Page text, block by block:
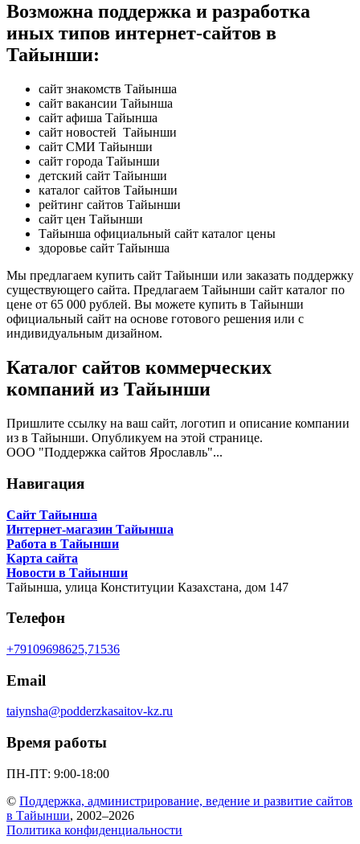
Возможна поддержка и разработка
иных типов интернет-сайтов в
Тайынши:
сайт знакомств Тайынша
сайт вакансии Тайынша
сайт афиша Тайынша
сайт новостей Тайынши
сайт СМИ Тайынши
сайт города Тайынши
детский сайт Тайынши
каталог сайтов Тайынши
рейтинг сайтов Тайынши
сайт цен Тайынши
Тайынша официальный сайт каталог цены
здоровье сайт Тайынша
Мы предлагаем купить сайт Тайынши или заказать поддержку
существующего сайта. Предлагаем Тайынши сайт каталог по
цене от 65 000 рублей. Вы можете купить в Тайынши
официальный сайт на основе готового решения или с
индивидуальным дизайном.
Каталог сайтов коммерческих
компаний из Тайынши
Пришлите ссылку на ваш сайт, логотип и описание компании
из в Тайынши. Опубликуем на этой странице.
ООО "Поддержка сайтов Ярославль"...
Навигация
Сайт Тайынша
Интернет-магазин Тайынша
Работа в Тайынши
Карта сайта
Новости в Тайынши
Тайынша, улица Конституции Казахстана, дом 147
Телефон
+79109698625,71536
Email
taiynsha@podderzkasaitov-kz.ru
Время работы
ПН-ПТ: 9:00-18:00
© Поддержка, администрирование, ведение и развитие сайтов
в Тайынши, 2002–2026
Политика конфиденциальности